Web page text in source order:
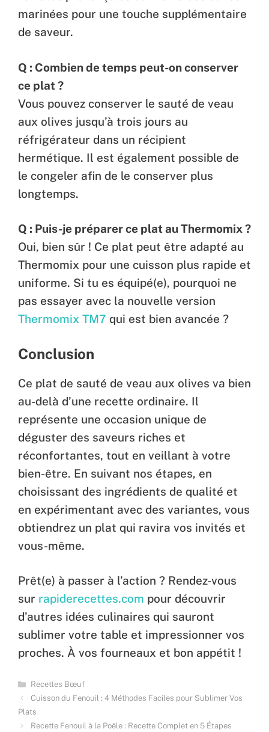
marinées pour une touche supplémentaire
de saveur.
Q : Combien de temps peut-on conserver
ce plat ?
Vous pouvez conserver le sauté de veau
aux olives jusqu’à trois jours au
réfrigérateur dans un récipient
hermétique. Il est également possible de
le congeler afin de le conserver plus
longtemps.
Q : Puis-je préparer ce plat au Thermomix ?
Oui, bien sûr ! Ce plat peut être adapté au
Thermomix pour une cuisson plus rapide et
uniforme. Si tu es équipé(e), pourquoi ne
pas essayer avec la nouvelle version
Thermomix TM7 qui est bien avancée ?
Conclusion
Ce plat de sauté de veau aux olives va bien
au-delà d’une recette ordinaire. Il
représente une occasion unique de
déguster des saveurs riches et
réconfortantes, tout en veillant à votre
bien-être. En suivant nos étapes, en
choisissant des ingrédients de qualité et
en expérimentant avec des variantes, vous
obtiendrez un plat qui ravira vos invités et
vous-même.
Prêt(e) à passer à l’action ? Rendez-vous
sur rapiderecettes.com pour découvrir
d’autres idées culinaires qui sauront
sublimer votre table et impressionner vos
proches. À vos fourneaux et bon appétit !
Categories
Recettes Bœuf
Cuisson du Fenouil : 4 Méthodes Faciles pour Sublimer Vos
Plats
Recette Fenouil à la Poêle : Recette Complet en 5 Étapes